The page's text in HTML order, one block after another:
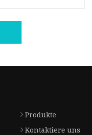
Produkte
Kontaktiere uns